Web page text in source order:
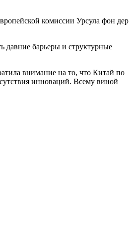
комиссии Урсула фон дер
давние барьеры и структурные
внимание на то, что Китай по
инноваций. Всему виной